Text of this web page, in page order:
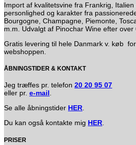
Import af kvalitetsvine fra Frankrig,
personlighed og karakter fra
Bourgogne, Champagne, Piemonte,
m.m. Udvalgt af Pinochar Wine efter over
Gratis levering til hele Danmark v. køb
webshoppen.
ÅBNINGSTIDER & KONTAKT
Jeg træffes pr. telefon 20 20 95 07
eller pr. e-mail.
Se alle åbningstider HER.
Du kan også kontakte mig HER.
PRISER